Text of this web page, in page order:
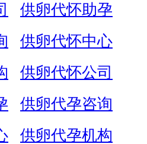
供卵代怀助孕
供卵代怀中心
供卵代怀公司
供卵代孕咨询
供卵代孕机构